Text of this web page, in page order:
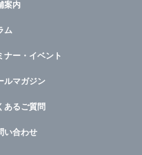
案内
ム
ナー・イベント
ルマガジン
あるご質問
い合わせ